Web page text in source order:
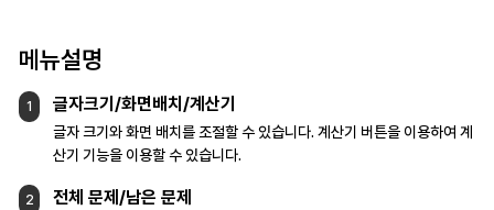
메뉴설명
1 글자크기/화면배치/계산기
글자 크기와 화면 배치를 조절할 수 있습니다.계산기 버튼을 이용하여 계
산기 기능을 이용할 수 있습니다.
2 전체 문제/남은 문제